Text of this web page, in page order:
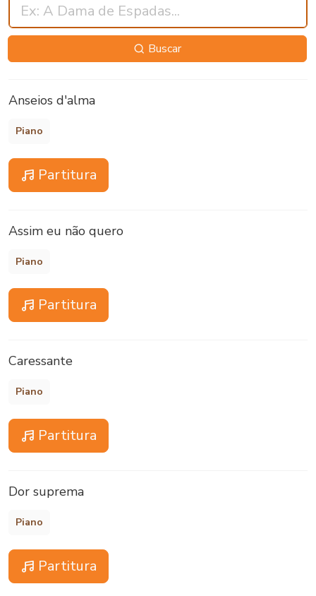
Buscar
Anseios d'alma
Piano
Partitura
Assim eu não quero
Piano
Partitura
Caressante
Piano
Partitura
Dor suprema
Piano
Partitura